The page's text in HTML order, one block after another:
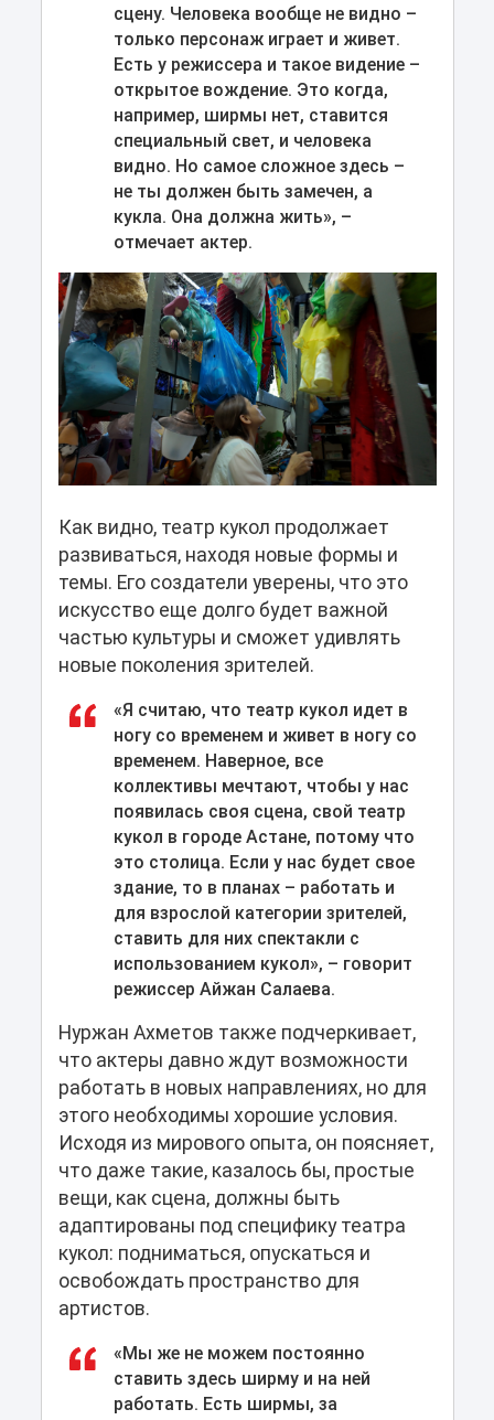
сцену. Человека вообще не видно –
только персонаж играет и живет.
Есть у режиссера и такое видение –
открытое вождение. Это когда,
например, ширмы нет, ставится
специальный свет, и человека
видно. Но самое сложное здесь –
не ты должен быть замечен, а
кукла. Она должна жить», –
отмечает актер.
Как видно, театр кукол продолжает
развиваться, находя новые формы и
темы. Его создатели уверены, что это
искусство еще долго будет важной
частью культуры и сможет удивлять
новые поколения зрителей.
«Я считаю, что театр кукол идет в
ногу со временем и живет в ногу со
временем. Наверное, все
коллективы мечтают, чтобы у нас
появилась своя сцена, свой театр
кукол в городе Астане, потому что
это столица. Если у нас будет свое
здание, то в планах – работать и
для взрослой категории зрителей,
ставить для них спектакли с
использованием кукол», – говорит
режиссер Айжан Салаева.
Нуржан Ахметов также подчеркивает,
что актеры давно ждут возможности
работать в новых направлениях, но для
этого необходимы хорошие условия.
Исходя из мирового опыта, он поясняет,
что даже такие, казалось бы, простые
вещи, как сцена, должны быть
адаптированы под специфику театра
кукол: подниматься, опускаться и
освобождать пространство для
артистов.
«Мы же не можем постоянно
ставить здесь ширму и на ней
работать. Есть ширмы, за